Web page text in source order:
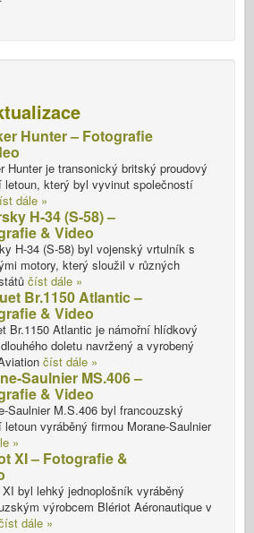
Hunter – Fotografie
Hunter je transonický britský proudový
letoun, který byl vyvinut společností
dále »
H-34 (S-58) –
& Video
H-34 (S-58) byl vojenský vrtulník s
motory, který sloužil v různých
číst dále »
Br.1150 Atlantic –
& Video
Br.1150 Atlantic je námořní hlídkový
doletu navržený a vyrobený
číst dále »
Saulnier MS.406 –
& Video
Saulnier M.S.406 byl francouzský
vyráběný firmou Morane-Saulnier
»
XI – Fotografie &
XI byl lehký jednoplošník vyráběný
výrobcem Blériot Aéronautique v
dále »